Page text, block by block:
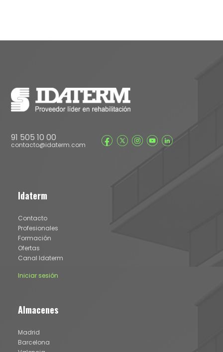
91 505 10 00
contacto@idaterm.com
Idaterm
Contacto
Profesionales
Formación
Ofertas
Canal Idaterm
Iniciar sesión
Almacenes
Madrid
Barcelona